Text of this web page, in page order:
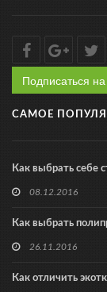
Подписаться
САМОЕ
Как выбрать себе
08.12.2016
Как выбрать
26.11.2016
Как отличить